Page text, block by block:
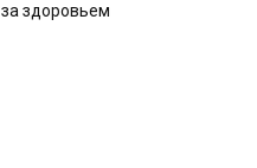
за здоровьем